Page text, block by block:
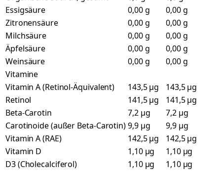
Essigsäure
0,00 g
0,00 g
Zitronensäure
0,00 g
0,00 g
Milchsäure
0,00 g
0,00 g
Äpfelsäure
0,00 g
0,00 g
Weinsäure
0,00 g
0,00 g
Vitamine
Vitamin A (Retinol-Äquivalent)
143,5 µg
143,5 µg
Retinol
141,5 µg
141,5 µg
Beta-Carotin
7,2 µg
7,2 µg
Carotinoide (außer Beta-Carotin)9,9 µg
9,9 µg
Vitamin A (RAE)
142,5 µg
142,5 µg
Vitamin D
1,10 µg
1,10 µg
D3 (Cholecalciferol)
1,10 µg
1,10 µg